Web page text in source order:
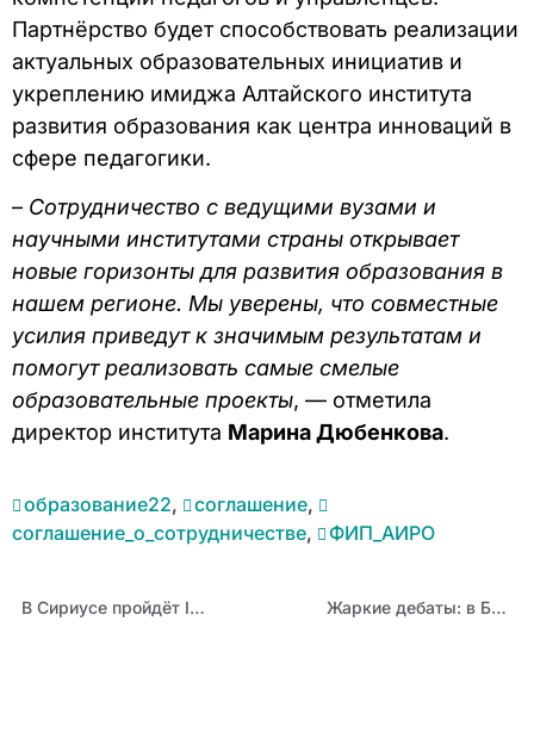
Партнёрство будет способствовать реализации
актуальных образовательных инициатив и
укреплению имиджа Алтайского института
развития образования как центра инноваций в
сфере педагогики.
– Сотрудничество с ведущими вузами и
научными институтами страны открывает
новые горизонты для развития образования в
нашем регионе. Мы уверены, что совместные
усилия приведут к значимым результатам и
помогут реализовать самые смелые
образовательные проекты, — отметила
директор института Марина Дюбенкова.
образование22, соглашение,
соглашение_о_сотрудничестве, ФИП_АИРО
В Сириусе пройдёт II Всероссийский съезд учителей информатики Жаркие дебаты: в Барнауле прошел Чемпионат по финансовой грамотности